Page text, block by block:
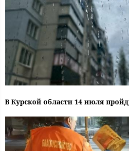
В Курской области 14 июля